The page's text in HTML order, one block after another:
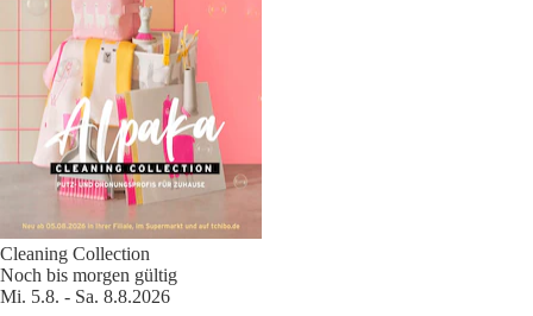
Cleaning Collection
Noch bis morgen gültig
Mi. 5.8. - Sa. 8.8.2026